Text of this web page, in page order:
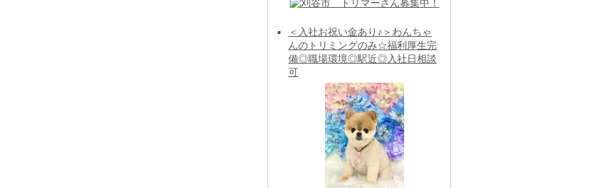
＜入社お祝い金あり♪＞わんちゃ
んのトリミングのみ☆福利厚生完
備◎職場環境◎駅近◎入社日相談
可